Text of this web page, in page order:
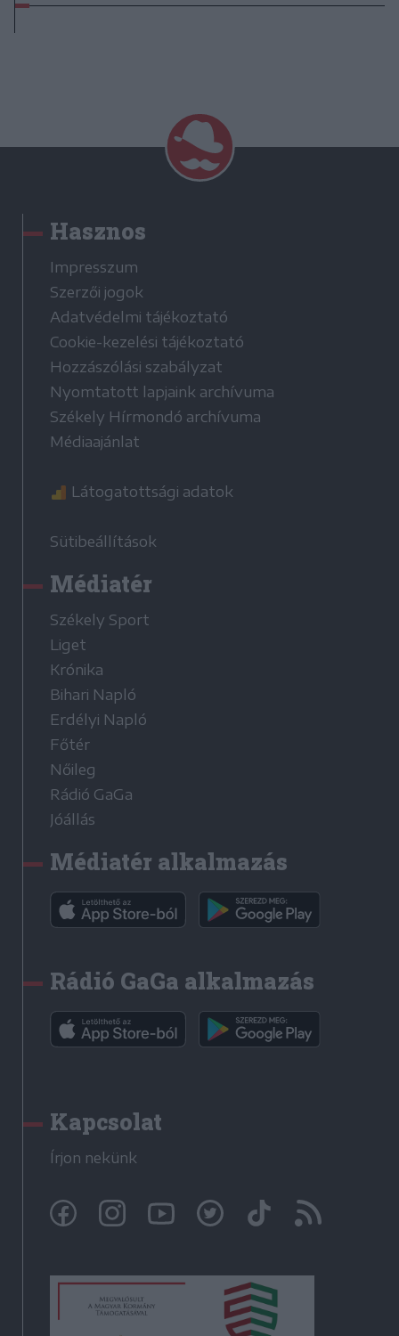
Hasznos
Impresszum
Szerzői jogok
Adatvédelmi tájékoztató
Cookie-kezelési tájékoztató
Hozzászólási szabályzat
Nyomtatott lapjaink archívuma
Székely Hírmondó archívuma
Médiaajánlat
Látogatottsági adatok
Sütibeállítások
Médiatér
Székely Sport
Liget
Krónika
Bihari Napló
Erdélyi Napló
Főtér
Nőileg
Rádió GaGa
Jóállás
Médiatér alkalmazás
Rádió GaGa alkalmazás
Kapcsolat
Írjon nekünk